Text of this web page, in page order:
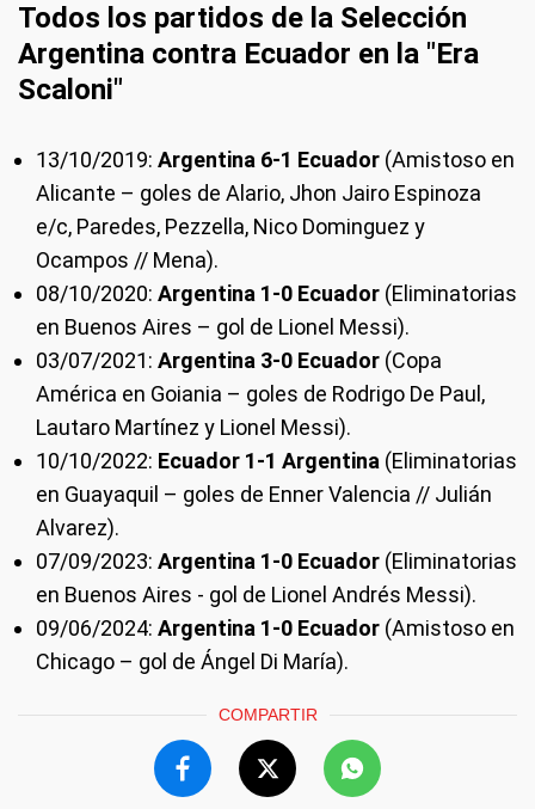
Todos los partidos de la Selección
Argentina contra Ecuador en la "Era
Scaloni"
13/10/2019: Argentina 6-1 Ecuador (Amistoso en
Alicante – goles de Alario, Jhon Jairo Espinoza
e/c, Paredes, Pezzella, Nico Dominguez y
Ocampos // Mena).
08/10/2020: Argentina 1-0 Ecuador (Eliminatorias
en Buenos Aires – gol de Lionel Messi).
03/07/2021: Argentina 3-0 Ecuador (Copa
América en Goiania – goles de Rodrigo De Paul,
Lautaro Martínez y Lionel Messi).
10/10/2022: Ecuador 1-1 Argentina (Eliminatorias
en Guayaquil – goles de Enner Valencia // Julián
Alvarez).
07/09/2023: Argentina 1-0 Ecuador (Eliminatorias
en Buenos Aires - gol de Lionel Andrés Messi).
09/06/2024: Argentina 1-0 Ecuador (Amistoso en
Chicago – gol de Ángel Di María).
COMPARTIR